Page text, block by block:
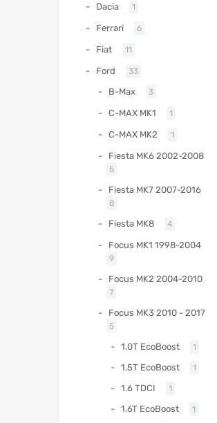
Dacia 1
Ferrari 6
Fiat 11
Ford 33
B-Max 3
C-MAX MK1 1
C-MAX MK2 1
Fiesta MK6 2002-2008
5
Fiesta MK7 2007-2016
8
Fiesta MK8 4
Focus MK1 1998-2004
9
Focus MK2 2004-2010
7
Focus MK3 2010 - 2017
5
1.0T EcoBoost 1
1.5T EcoBoost 1
1.6 TDCI 1
1.6T EcoBoost 1